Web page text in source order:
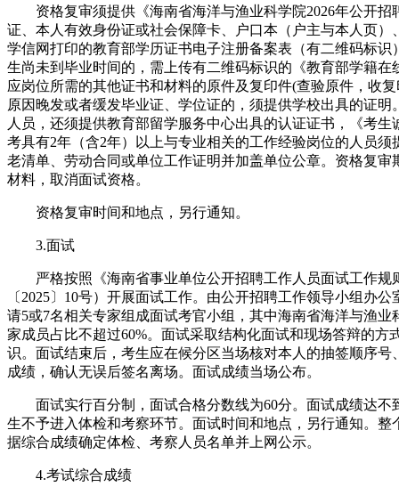
资格复审须提供《海南省海洋与渔业科学院2026年公开招
证、本人有效身份证或社会保障卡、户口本（户主与本人页）
学信网打印的教育部学历证书电子注册备案表（有二维码标识
生尚未到毕业时间的，需上传有二维码标识的《教育部学籍在
应岗位所需的其他证书和材料的原件及复印件(查验原件，收
原因晚发或者缓发毕业证、学位证的，须提供学校出具的证明
人员，还须提供教育部留学服务中心出具的认证证书，《考生
考具有2年（含2年）以上与专业相关的工作经验岗位的人员须
老清单、劳动合同或单位工作证明并加盖单位公章。资格复审
材料，取消面试资格。
资格复审时间和地点，另行通知。
3.面试
严格按照《海南省事业单位公开招聘工作人员面试工作规
〔2025〕10号）开展面试工作。由公开招聘工作领导小组办
请5或7名相关专家组成面试考官小组，其中海南省海洋与渔业
家成员占比不超过60%。面试采取结构化面试和现场答辩的方
识。面试结束后，考生应在候分区当场核对本人的抽签顺序号
成绩，确认无误后签名离场。面试成绩当场公布。
面试实行百分制，面试合格分数线为60分。面试成绩达不
生不予进入体检和考察环节。面试时间和地点，另行通知。整
据综合成绩确定体检、考察人员名单并上网公示。
4.考试综合成绩